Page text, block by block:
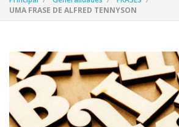
UMA FRASE DE ALFRED TENNYSON